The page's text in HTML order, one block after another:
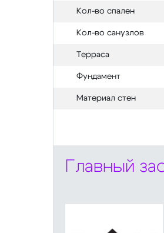
Кол-во спален
Кол-во санузлов
Терраса
Фундамент
Материал стен
Главный